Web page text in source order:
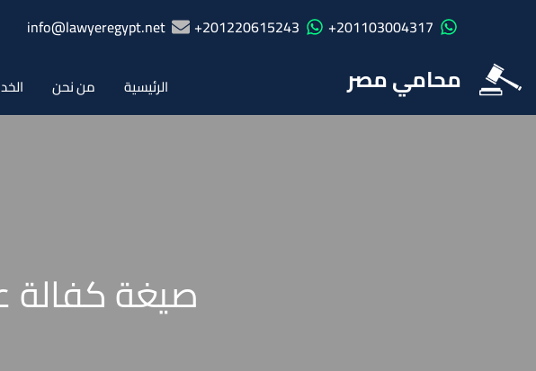
201103004317+
201220615243+
info@lawyeregypt.net
محامي مصر الرئيسية من نحن
صيغة كفالة